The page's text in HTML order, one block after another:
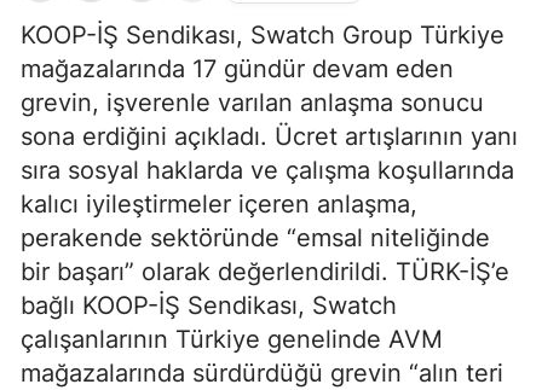
KOOP-İŞ Sendikası, Swatch Group Türkiye
mağazalarında 17 gündür devam eden
grevin, işverenle varılan anlaşma sonucu
sona erdiğini açıkladı. Ücret artışlarının yanı
sıra sosyal haklarda ve çalışma koşullarında
kalıcı iyileştirmeler içeren anlaşma,
perakende sektöründe “emsal niteliğinde
bir başarı” olarak değerlendirildi. TÜRK-İŞ’e
bağlı KOOP-İŞ Sendikası, Swatch
çalışanlarının Türkiye genelinde AVM
mağazalarında sürdürdüğü grevin “alın teri